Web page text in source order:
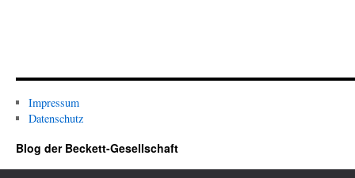
Impressum
Datenschutz
Blog der Beckett-Gesellschaft